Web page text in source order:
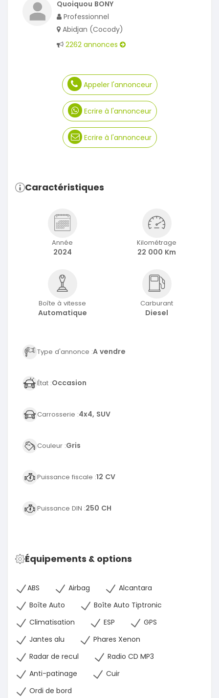
Quoiquou BONY
Professionnel
Abidjan (Cocody)
2262 annonces
Appeler l'annonceur
Ecrire à l'annonceur
Ecrire à l'annonceur
Caractéristiques
Année
2024
Kilométrage
22 000 Km
Boîte à vitesse
Automatique
Carburant
Diesel
Type d'annonce :A vendre
État :Occasion
Carrosserie :4x4, SUV
Couleur :Gris
Puissance fiscale :12 CV
Puissance DIN :250 CH
Équipements & options
ABS Airbag
Alcantara
Boîte Auto
Boîte Auto Tiptronic
Climatisation
ESP
GPS
Jantes alu
Phares Xenon
Radar de recul
Radio CD MP3
Anti-patinage
Cuir
Ordi de bord